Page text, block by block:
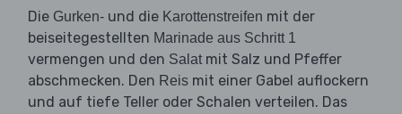
Die Gurken- und die Karottenstreifen mit der
beiseitegestellten Marinade aus Schritt 1
vermengen und den Salatmit Salz und Pfeffer
abschmecken. Den Reis mit einer Gabel auflockern
und auf tiefe Teller oder Schalen verteilen. Das